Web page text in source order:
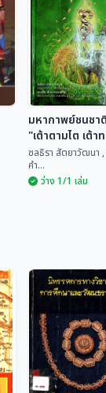
มหากาพย์ชนชา
"เต้าตามไต เต้า
เล่ม 2
ชลธิรา สัตยาวัฒนา
คำ...
ว่าง 1/1 เล่ม